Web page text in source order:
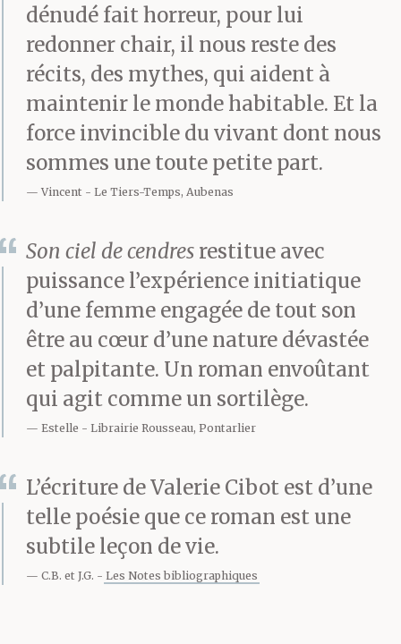
Fibres emmêlées,
teintes délavées, usure
de bouts de fils enroulés
sur eux-mêmes. Par
trois, elles tressent les
brins qu’elles
accrocheront à tes
cheveux. On dirait
qu’elles ont fait cela des
dizaines de fois. Leurs
carrures épaisses, leurs
mains rugueuses
empoignent, serrent,
nouent, déplacent, de la
même manière qu’elles
s’occupent des juments
dénudé fait horreur, pour lui
redonner chair, il nous reste des
récits, des mythes, qui aident à
maintenir le monde habitable. Et la
force invincible du vivant dont nous
sommes une toute petite part.
Vincent Le Tiers-Temps, Aubenas
Son ciel de cendres restitue avec
puissance l’expérience initiatique
d’une femme engagée de tout son
être au cœur d’une nature dévastée
et palpitante. Un roman envoûtant
qui agit comme un sortilège.
Estelle Librairie Rousseau, Pontarlier
L’écriture de Valerie Cibot est d’une
telle poésie que ce roman est une
subtile leçon de vie.
C.B. et J.G. Les Notes bibliographiques